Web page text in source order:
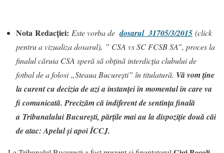
Nota Redacției: Este vorba dedosarul 31705/3/2015 (click
pentru a vizualiza dosarul), ” CSA vs SC FCSB SA”, proces la
finalul căruia CSA speră să obţină interdicţia clubului de
fotbal de a folosi „Steaua București” în titulatură. Vă vom ține
la curent cu decizia de azi a instanței în momentul în care va
fi comunicată. Precizăm căindiferent de sentința finală
a Tribunalului București, părțile mai au la dispoziție două căi
de atac: Apelul și apoi ÎCCJ.